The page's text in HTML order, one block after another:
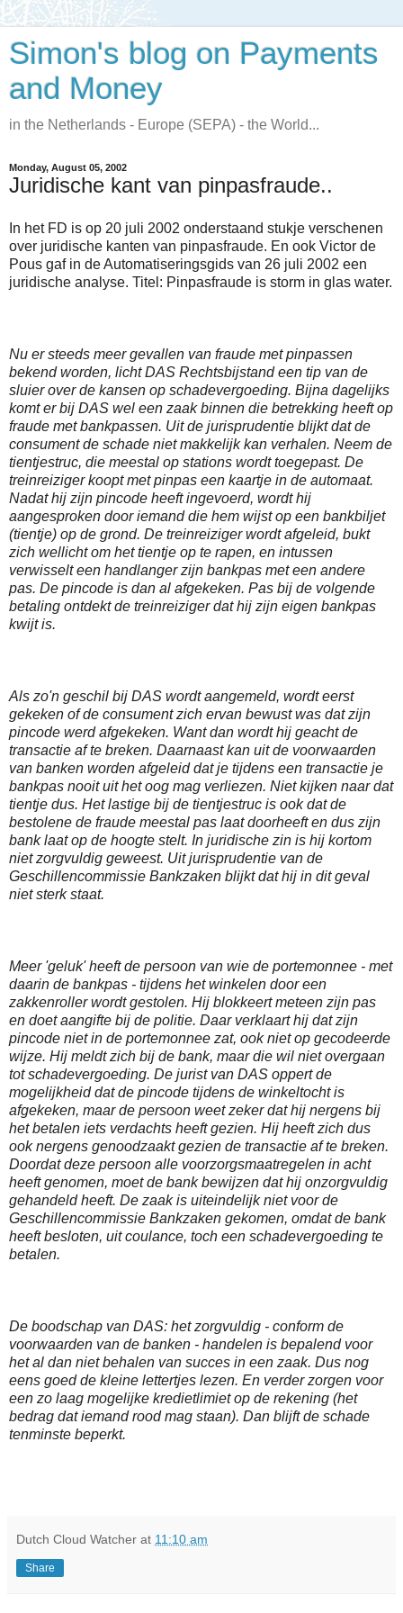
Simon's blog on Payments
and Money
in the Netherlands - Europe (SEPA) - the World...
Monday, August 05, 2002
Juridische kant van pinpasfraude..
In het FD is op 20 juli 2002 onderstaand stukje verschenen
over juridische kanten van pinpasfraude. En ook Victor de
Pous gaf in de Automatiseringsgids van 26 juli 2002 een
juridische analyse. Titel: Pinpasfraude is storm in glas water.
Nu er steeds meer gevallen van fraude met pinpassen
bekend worden, licht DAS Rechtsbijstand een tip van de
sluier over de kansen op schadevergoeding. Bijna dagelijks
komt er bij DAS wel een zaak binnen die betrekking heeft op
fraude met bankpassen. Uit de jurisprudentie blijkt dat de
consument de schade niet makkelijk kan verhalen. Neem de
tientjestruc, die meestal op stations wordt toegepast. De
treinreiziger koopt met pinpas een kaartje in de automaat.
Nadat hij zijn pincode heeft ingevoerd, wordt hij
aangesproken door iemand die hem wijst op een bankbiljet
(tientje) op de grond. De treinreiziger wordt afgeleid, bukt
zich wellicht om het tientje op te rapen, en intussen
verwisselt een handlanger zijn bankpas met een andere
pas. De pincode is dan al afgekeken. Pas bij de volgende
betaling ontdekt de treinreiziger dat hij zijn eigen bankpas
kwijt is.
Als zo'n geschil bij DAS wordt aangemeld, wordt eerst
gekeken of de consument zich ervan bewust was dat zijn
pincode werd afgekeken. Want dan wordt hij geacht de
transactie af te breken. Daarnaast kan uit de voorwaarden
van banken worden afgeleid dat je tijdens een transactie je
bankpas nooit uit het oog mag verliezen. Niet kijken naar dat
tientje dus. Het lastige bij de tientjestruc is ook dat de
bestolene de fraude meestal pas laat doorheeft en dus zijn
bank laat op de hoogte stelt. In juridische zin is hij kortom
niet zorgvuldig geweest. Uit jurisprudentie van de
Geschillencommissie Bankzaken blijkt dat hij in dit geval
niet sterk staat.
Meer 'geluk' heeft de persoon van wie de portemonnee - met
daarin de bankpas - tijdens het winkelen door een
zakkenroller wordt gestolen. Hij blokkeert meteen zijn pas
en doet aangifte bij de politie. Daar verklaart hij dat zijn
pincode niet in de portemonnee zat, ook niet op gecodeerde
wijze. Hij meldt zich bij de bank, maar die wil niet overgaan
tot schadevergoeding. De jurist van DAS oppert de
mogelijkheid dat de pincode tijdens de winkeltocht is
afgekeken, maar de persoon weet zeker dat hij nergens bij
het betalen iets verdachts heeft gezien. Hij heeft zich dus
ook nergens genoodzaakt gezien de transactie af te breken.
Doordat deze persoon alle voorzorgsmaatregelen in acht
heeft genomen, moet de bank bewijzen dat hij onzorgvuldig
gehandeld heeft. De zaak is uiteindelijk niet voor de
Geschillencommissie Bankzaken gekomen, omdat de bank
heeft besloten, uit coulance, toch een schadevergoeding te
betalen.
De boodschap van DAS: het zorgvuldig - conform de
voorwaarden van de banken - handelen is bepalend voor
het al dan niet behalen van succes in een zaak. Dus nog
eens goed de kleine lettertjes lezen. En verder zorgen voor
een zo laag mogelijke kredietlimiet op de rekening (het
bedrag dat iemand rood mag staan). Dan blijft de schade
tenminste beperkt.
Dutch Cloud Watcher at 11:10 am
Share